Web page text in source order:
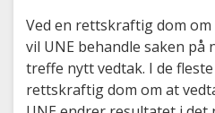
Ved en rettskraftig dom
vil UNE behandle saken på
treffe nytt vedtak. I de
rettskraftig dom om at